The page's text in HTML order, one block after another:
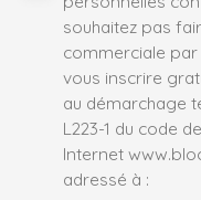
souhaitez pas
commerciale
vous inscrire
au démarchage
L223-1 du code
Internet
adressé à :